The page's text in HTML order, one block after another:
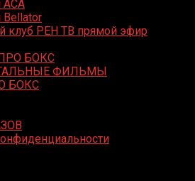
ACA
Bellator
клуб РЕН ТВ прямой эфир
БОКС
ФИЛЬМЫ
БОКС